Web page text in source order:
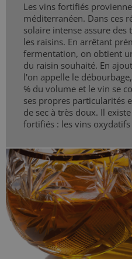
Les vins fortifiés
méditerranéen. Dans ces
solaire intense assure des
les raisins. En arrêtant
fermentation, on obtient
du raisin souhaité. En
l'on appelle le
% du volume et le vin se
ses propres particularités
de sec à très doux. Il
fortifiés : les vins